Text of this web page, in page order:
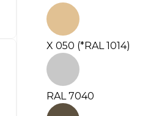
X 050 (*RAL 1014)
RAL 7040